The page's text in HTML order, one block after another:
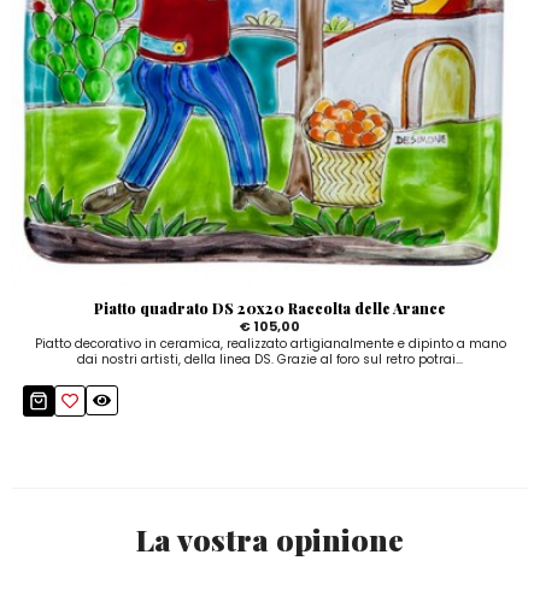
Piatto quadrato DS 20x20 Raccolta delle Arance
€ 105,00
Piatto decorativo in ceramica, realizzato artigianalmente e dipinto a mano
dai nostri artisti, della linea DS. Grazie al foro sul retro potrai...
La vostra opinione